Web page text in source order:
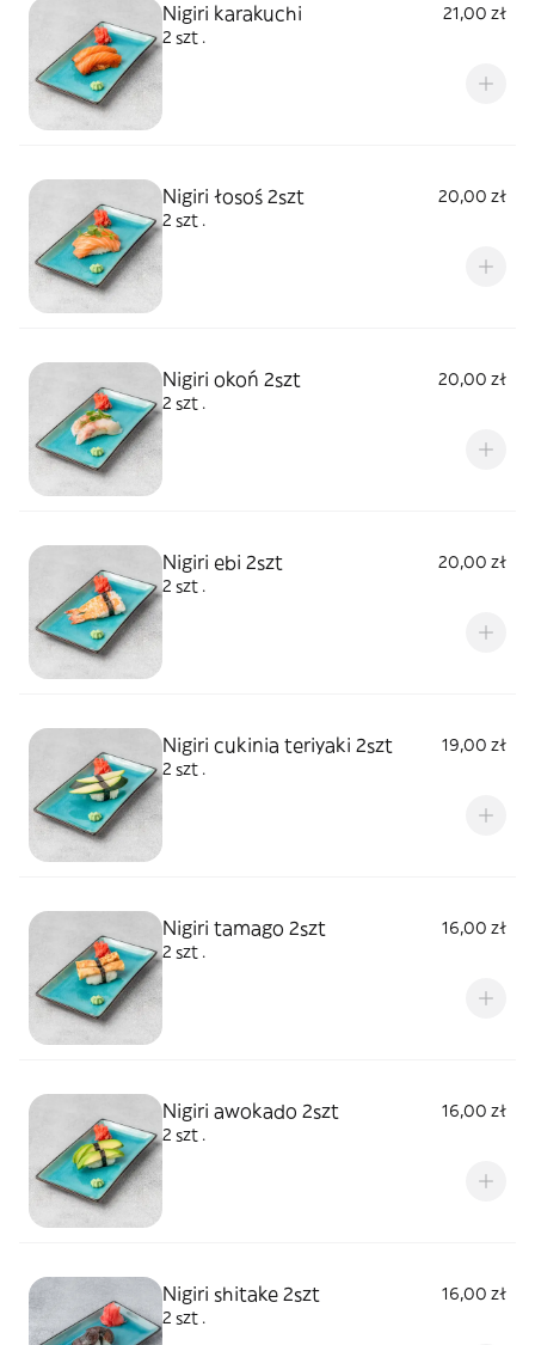
Nigiri karakuchi
21,00 zł
2 szt .
Nigiri łosoś 2szt
20,00 zł
2 szt .
Nigiri okoń 2szt
20,00 zł
2 szt .
Nigiri ebi 2szt
20,00 zł
2 szt .
Nigiri cukinia teriyaki 2szt
19,00 zł
2 szt .
Nigiri tamago 2szt
16,00 zł
2 szt .
Nigiri awokado 2szt
16,00 zł
2 szt .
Nigiri shitake 2szt
16,00 zł
2 szt .